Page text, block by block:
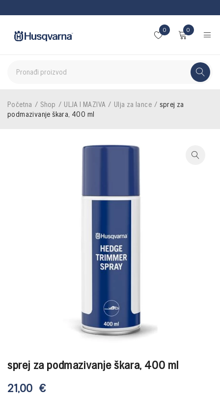
0 0
Početna / Shop / ULJA I MAZIVA / Ulja za lance / sprej za
podmazivanje škara, 400 ml
sprej za podmazivanje škara, 400 ml
21,00 €